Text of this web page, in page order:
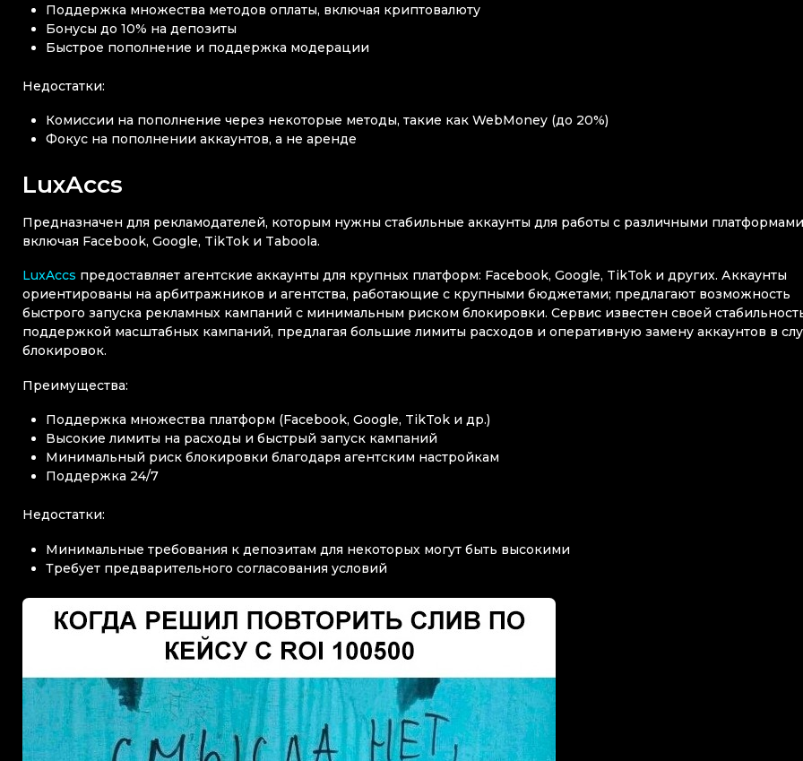
Поддержка множества методов оплаты, включая криптовалюту
Бонусы до 10% на депозиты
Быстрое пополнение и поддержка модерации
Недостатки:
Комиссии на пополнение через некоторые методы, такие как WebMoney (до 20%)
Фокус на пополнении аккаунтов, а не аренде
LuxAccs
Предназначен для рекламодателей, которым нужны стабильные аккаунты для работы с различными
включая Facebook, Google, TikTok и Taboola.
LuxAccs предоставляет агентские аккаунты для крупных платформ: Facebook, Google, TikTok и других. Аккаунты
ориентированы на арбитражников и агентства, работающие с крупными бюджетами; предлагают возможность
быстрого запуска рекламных кампаний с минимальным риском блокировки. Сервис известен своей
поддержкой масштабных кампаний, предлагая большие лимиты расходов и оперативную замену аккаунтов в
блокировок.
Преимущества:
Поддержка множества платформ (Facebook, Google, TikTok и др.)
Высокие лимиты на расходы и быстрый запуск кампаний
Минимальный риск блокировки благодаря агентским настройкам
Поддержка 24/7
Недостатки:
Минимальные требования к депозитам для некоторых могут быть высокими
Требует предварительного согласования условий